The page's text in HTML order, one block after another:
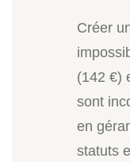
Créer
(142 €)
sont
en
statuts